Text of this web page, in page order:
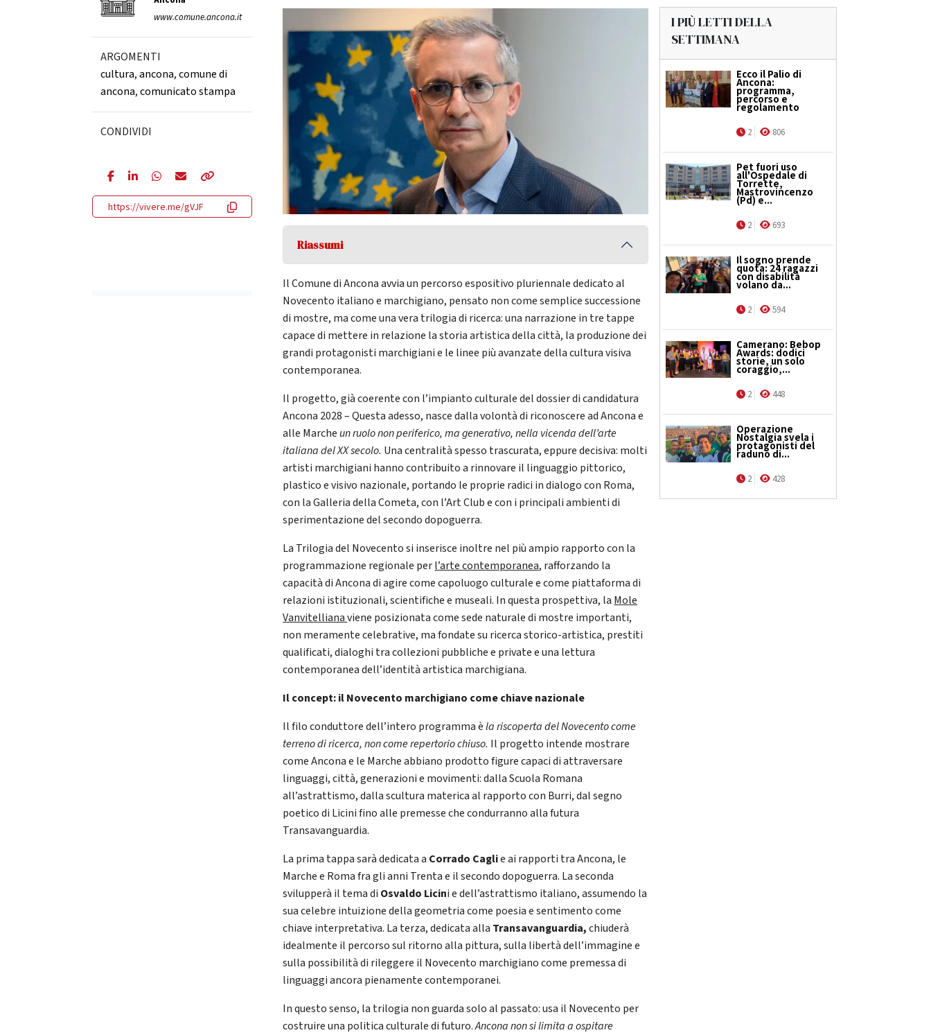
www.comune.ancona.it
ARGOMENTI
cultura,ancona,comune di
ancona,comunicato stampa
CONDIVIDI
https://vivere.me/gVJF
Riassumi
Il Comune di Ancona avvia un percorso espositivo pluriennale dedicato al
Novecento italiano e marchigiano, pensato non come semplice successione
di mostre, ma come una vera trilogia di ricerca: una narrazione in tre tappe
capace di mettere in relazione la storia artistica della città, la produzione dei
grandi protagonisti marchigiani e le linee più avanzate della cultura visiva
contemporanea.
Il progetto, già coerente con l’impianto culturale del dossier di candidatura
Ancona 2028 – Questa adesso, nasce dalla volontà di riconoscere ad Ancona e
alle Marcheun ruolo non periferico, ma generativo, nella vicenda dell’arte
italiana del XX secolo. Una centralità spesso trascurata, eppure decisiva: molti
artisti marchigiani hanno contribuito a rinnovare il linguaggio pittorico,
plastico e visivo nazionale, portando le proprie radici in dialogo con Roma,
con la Galleria della Cometa, con l’Art Club e con i principali ambienti di
sperimentazione del secondo dopoguerra.
La Trilogia del Novecento si inserisce inoltre nel più ampio rapporto con la
programmazione regionale perl’arte contemporanea, rafforzando la
capacità di Ancona di agire come capoluogo culturale e come piattaforma di
relazioni istituzionali, scientifiche e museali. In questa prospettiva, la Mole
Vanvitellianaviene posizionata come sede naturale di mostre importanti,
non meramente celebrative, ma fondate su ricerca storico-artistica, prestiti
qualificati, dialoghi tra collezioni pubbliche e private e una lettura
contemporanea dell’identità artistica marchigiana.
Il concept: il Novecento marchigiano come chiave nazionale
Il filo conduttore dell’intero programma èla riscoperta del Novecento come
terreno di ricerca, non come repertorio chiuso. Il progetto intende mostrare
come Ancona e le Marche abbiano prodotto figure capaci di attraversare
linguaggi, città, generazioni e movimenti: dalla Scuola Romana
all’astrattismo, dalla scultura materica al rapporto con Burri, dal segno
poetico di Licini fino alle premesse che condurranno alla futura
Transavanguardia.
La prima tappa sarà dedicata a Corrado Caglie ai rapporti tra Ancona, le
Marche e Roma fra gli anni Trenta e il secondo dopoguerra. La seconda
svilupperà il tema di Osvaldo Licini e dell’astrattismo italiano, assumendo la
sua celebre intuizione della geometria come poesia e sentimento come
chiave interpretativa. La terza, dedicata alla Transavanguardia,chiuderà
idealmente il percorso sul ritorno alla pittura, sulla libertà dell’immagine e
sulla possibilità di rileggere il Novecento marchigiano come premessa di
linguaggi ancora pienamente contemporanei.
In questo senso, la trilogia non guarda solo al passato: usa il Novecento per
costruire una politica culturale di futuro.Ancona non si limita a ospitare
I PIÙ LETTI DELLA
SETTIMANA
Ecco il Palio di
Ancona:
programma,
percorso e
regolamento
2 806
Pet fuori uso
all'Ospedale di
Torrette,
Mastrovincenzo
(Pd) e...
2 693
Il sogno prende
quota: 24 ragazzi
con disabilità
volano da...
2 594
Camerano: Bebop
Awards: dodici
storie, un solo
coraggio,...
2 448
Operazione
Nostalgia svela i
protagonisti del
raduno di...
2 428